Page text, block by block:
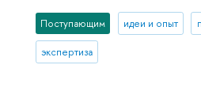
Поступающим идеи и опыт
экспертиза